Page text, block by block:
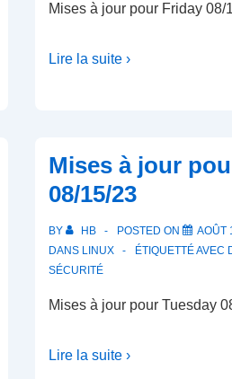
Mises à jour pour Friday 08/
Lire la suite ›
Mises à jour
08/15/23
BY HB POSTED ON AOÛT
DANS LINUX ÉTIQUETTÉ AVEC
SÉCURITÉ
Mises à jour pour Tuesday
Lire la suite ›